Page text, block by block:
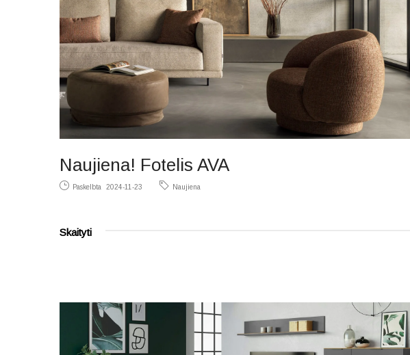
Naujiena! Fotelis AVA
Paskelbta 2024-11-23 Naujiena
Skaityti